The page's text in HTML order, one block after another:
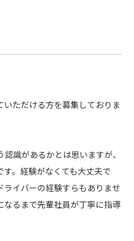
いただける方を募集しておりま
識があるかとは思いますが、
。経験がなくても大丈夫で
イバーの経験すらもありませ
なるまで先輩社員が丁寧に指導